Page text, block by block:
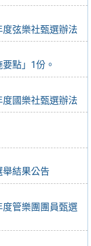
度弦樂社甄選辦法
點」1份。
度國樂社甄選辦法
舉結果公告
度管樂團團員甄選